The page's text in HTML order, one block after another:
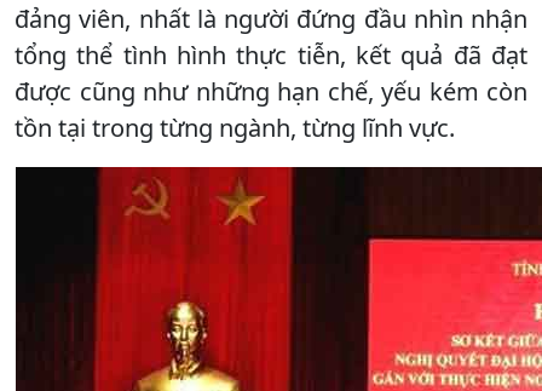
đảng viên, nhất là người đứng đầu nhìn nhận
tổng thể tình hình thực tiễn, kết quả đã đạt
được cũng như những hạn chế, yếu kém còn
tồn tại trong từng ngành, từng lĩnh vực.